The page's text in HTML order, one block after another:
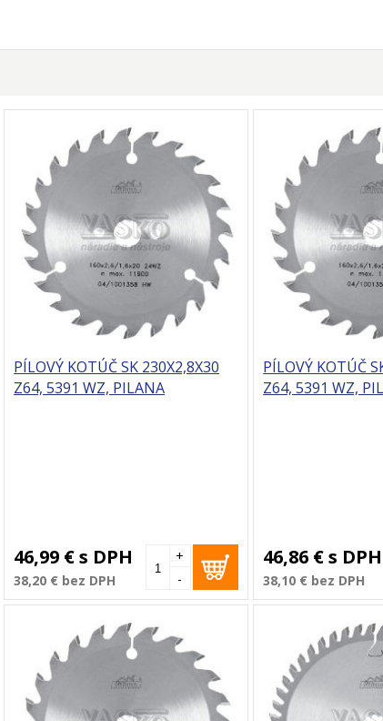
PÍLOVÝ KOTÚČ SK 230X2,8X30
Z64, 5391 WZ, PILANA
46,99 €s DPH
38,20 € bez DPH -
+
PÍLOVÝ KOTÚČ
Z64, 5391 WZ,
46,86 €s DPH
38,10 € bez DPH